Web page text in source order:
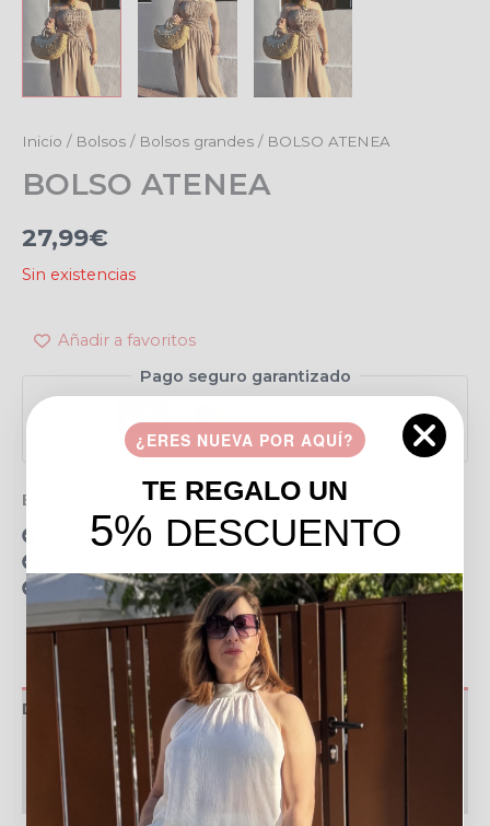
Inicio / Bolsos / Bolsos grandes / BOLSO ATENEA
BOLSO ATENEA
27,99€
Sin existencias
Añadir a favoritos
Pago seguro garantizado
Envío gratis en pedidos de más de 49 €
15 días para realizar devoluciones
Recogida en tienda gratis
Descripción
Valoraciones (0)
Política de devoluciones
¿ERES NUEVA POR AQUÍ?
TE REGALO UN
5% DESCUENTO